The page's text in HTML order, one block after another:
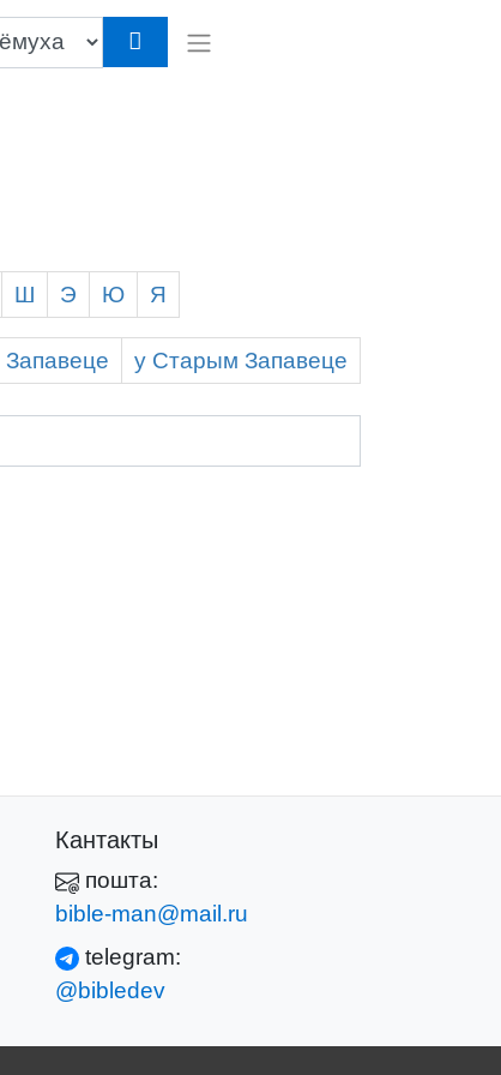
Ш Э Ю Я
Запавеце у Старым Запавеце
Кантакты
пошта:
bible-man@mail.ru
telegram:
@bibledev